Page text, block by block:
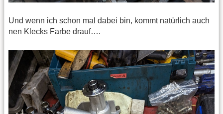
Und wenn ich schon mal dabei bin, kommt natürlich auch
nen Klecks Farbe drauf….